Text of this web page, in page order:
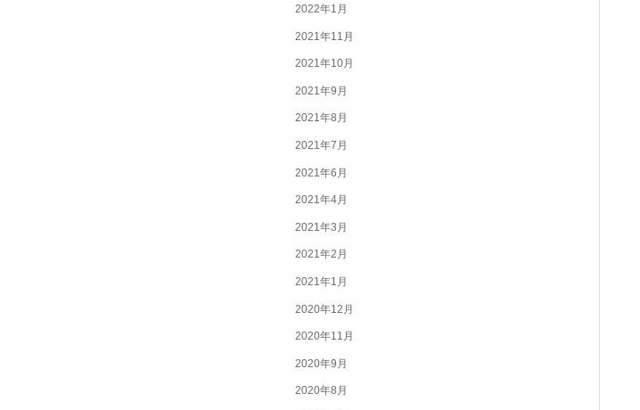
2022年1月
2021年11月
2021年10月
2021年9月
2021年8月
2021年7月
2021年6月
2021年4月
2021年3月
2021年2月
2021年1月
2020年12月
2020年11月
2020年9月
2020年8月